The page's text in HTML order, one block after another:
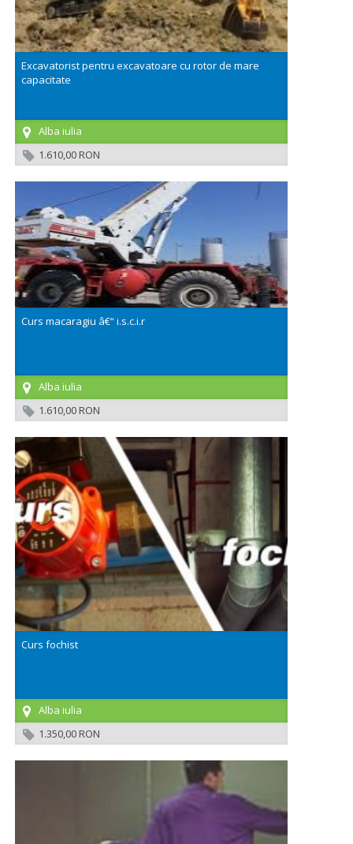
Excavatorist pentru excavatoare cu rotor de mare
capacitate
Alba iulia
1.610,00 RON
Curs macaragiu â€“ i.s.c.i.r
Alba iulia
1.610,00 RON
Curs fochist
Alba iulia
1.350,00 RON